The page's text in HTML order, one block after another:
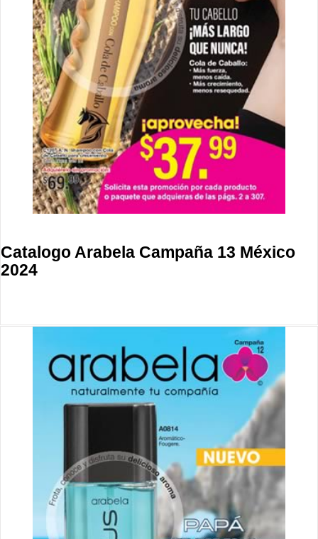
Catalogo Arabela Campaña 13 México
2024